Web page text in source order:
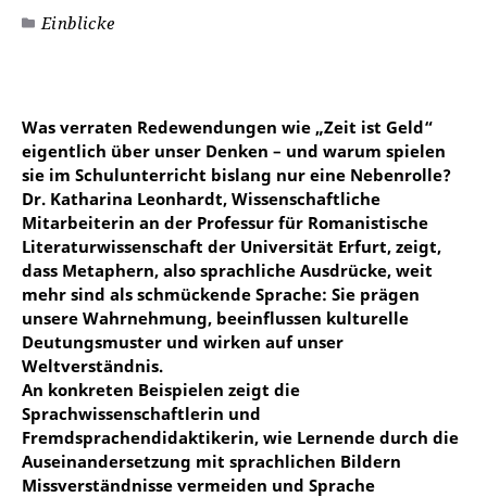
Einblicke
Was verraten Redewendungen wie „Zeit ist Geld“
eigentlich über unser Denken – und warum spielen
sie im Schulunterricht bislang nur eine Nebenrolle?
Dr. Katharina Leonhardt, Wissenschaftliche
Mitarbeiterin an der Professur für Romanistische
Literaturwissenschaft der Universität Erfurt, zeigt,
dass Metaphern, also sprachliche Ausdrücke, weit
mehr sind als schmückende Sprache: Sie prägen
unsere Wahrnehmung, beeinflussen kulturelle
Deutungsmuster und wirken auf unser
Weltverständnis.
An konkreten Beispielen zeigt die
Sprachwissenschaftlerin und
Fremdsprachendidaktikerin, wie Lernende durch die
Auseinandersetzung mit sprachlichen Bildern
Missverständnisse vermeiden und Sprache